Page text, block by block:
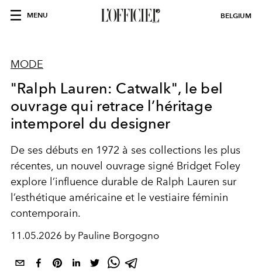
MENU BELGIUM
MODE
"Ralph Lauren: Catwalk", le bel
ouvrage qui retrace l’héritage
intemporel du designer
De ses débuts en 1972 à ses collections les plus
récentes, un nouvel ouvrage signé Bridget Foley
explore l’influence durable de Ralph Lauren sur
l’esthétique américaine et le vestiaire féminin
contemporain.
11.05.2026 by Pauline Borgogno